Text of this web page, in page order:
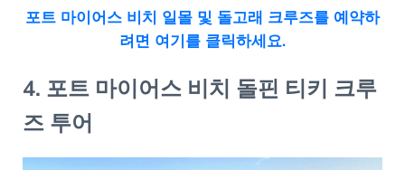
포트 마이어스 비치 일몰 및 돌고래 크루즈를 예약하
려면 여기를 클릭하세요.
4. 포트 마이어스 비치 돌핀 티키 크루
즈 투어